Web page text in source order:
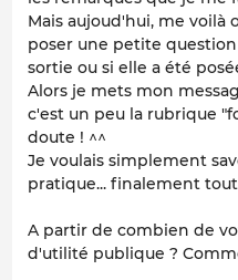
Mais aujoud'hui, me voilà
poser une petite
sortie ou si elle a été
Alors je mets mon
c'est un peu la rubrique
doute ! ^^
Je voulais simplement
pratique... finalement tout
A partir de combien de
d'utilité publique ?